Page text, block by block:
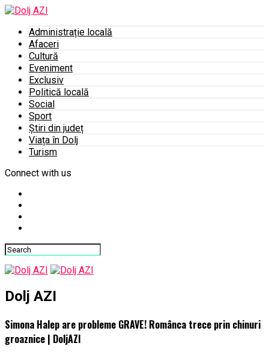
Administrație locală
Afaceri
Cultură
Eveniment
Exclusiv
Politică locală
Social
Sport
Știri din județ
Viața în Dolj
Turism
Connect with us
Dolj AZI
Simona Halep are probleme GRAVE! Românca trece prin chinuri
groaznice | DoljAZI